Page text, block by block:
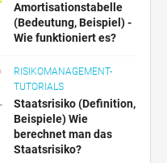
Amortisationstabelle
(Bedeutung, Beispiel) -
Wie funktioniert es?
RISIKOMANAGEMENT-
TUTORIALS
Staatsrisiko (Definition,
Beispiele) Wie
berechnet man das
Staatsrisiko?